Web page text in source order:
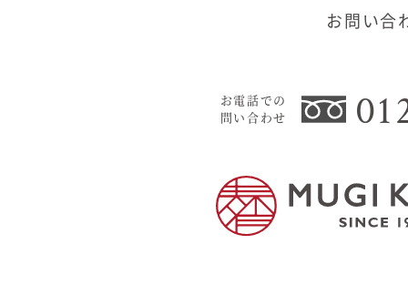
お問い合
お電話での
問い合わせ